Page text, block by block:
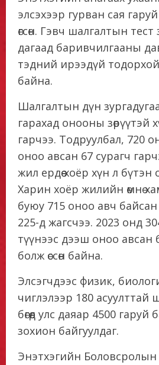
элсэхээр гурван сая гаруй
өгсөн. Гэвч шалгалтын
дагаад баривчилгааны
тэдний ирээдүй
байна.
Шалгалтын дүн
гарахад онооны зөрүүтэй
гарчээ. Тодруулбал, 720
оноо авсан 67 сурагч
жил ердөө хоёр хүн л
Харин хоёр жилийн өмнө
буюу 715 оноо авч
225-д жагсчээ. 2023 онд
түүнээс дээш оноо авсан
болж өссөн байна.
Элсэгчдээс физик,
чиглэлээр 180 асуулттай
бөгөөд улс даяар 4500
зохион байгуулдаг.
Энэтхэгийн